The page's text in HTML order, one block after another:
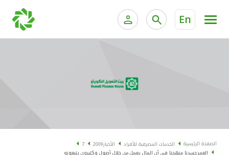
En
الخدمات المصرفية الإلكترونية للشركات
البطاقات
الصفحة الرئيسية الخدمات المصرفية للأفراد الأخبار2009
7
العمر:جسدنا منهجنا في أن المال يعمل من خلال أصول وكثيرون يتبعونه